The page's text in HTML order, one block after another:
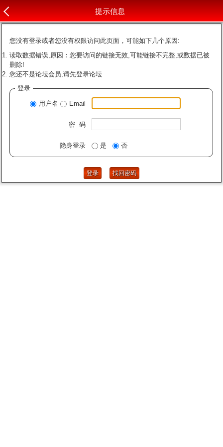
提示信息
您没有登录或者您没有权限访问此页面，可能如下几个原因:
读取数据错误,原因：您要访问的链接无效,可能链接不完整,或数据已被
删除!
您还不是论坛会员,请先登录论坛
登录
用户名 Email
密 码
隐身登录 是 否